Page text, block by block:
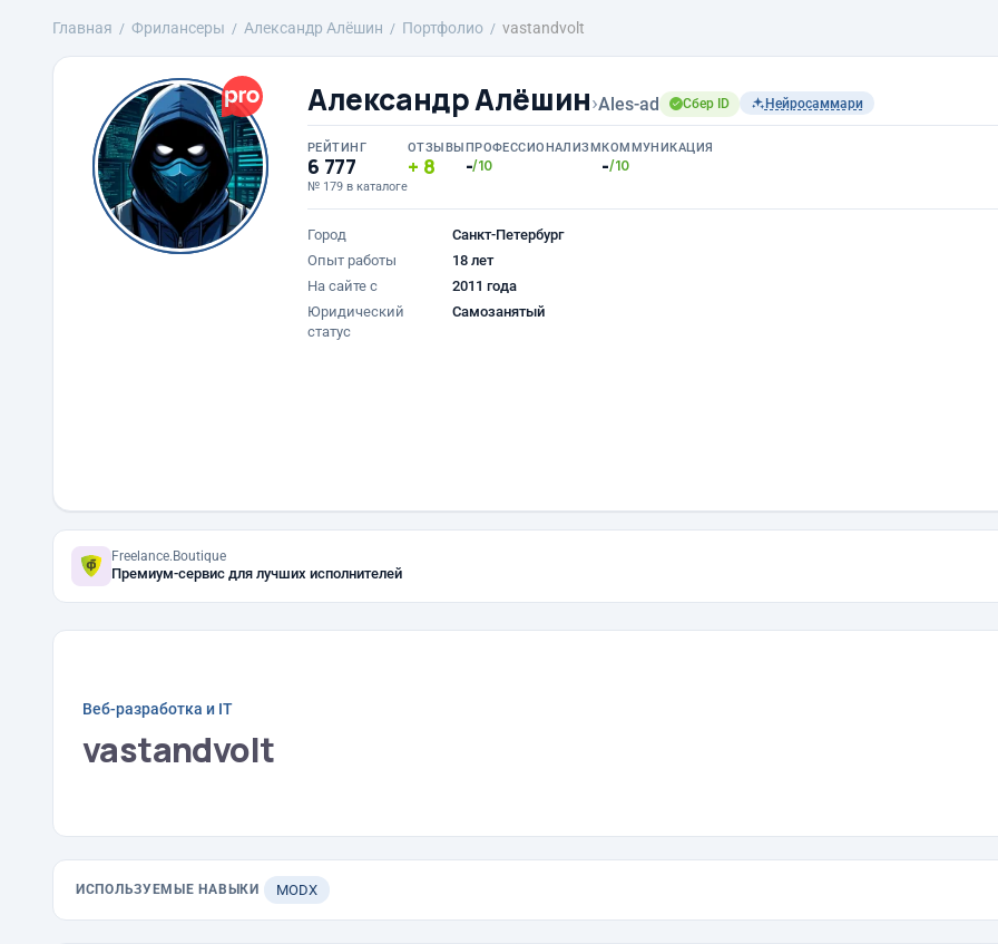
Главная Фрилансеры Александр Алёшин Портфолио vastandvolt
Александр Алёшин›Ales-ad Сбер ID Нейросаммари
РЕЙТИНГ
6 777
№ 179 в каталоге
ОТЗЫВЫ
8
ПРОФЕССИОНАЛИЗМ
-/10
КОММУНИКАЦИЯ
-/10
Город
Санкт-Петербург
Опыт работы
18 лет
На сайте с
2011 года
Юридический
статус
Самозанятый
Freelance.Boutique
Премиум-сервис для лучших исполнителей
Веб-разработка и IT
vastandvolt
ИСПОЛЬЗУЕМЫЕ НАВЫКИ MODX